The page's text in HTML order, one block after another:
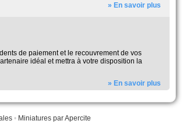
» En savoir plus
de paiement et le recouvrement de vos
idéal et mettra à votre disposition la
» En savoir plus
• Miniatures par Apercite